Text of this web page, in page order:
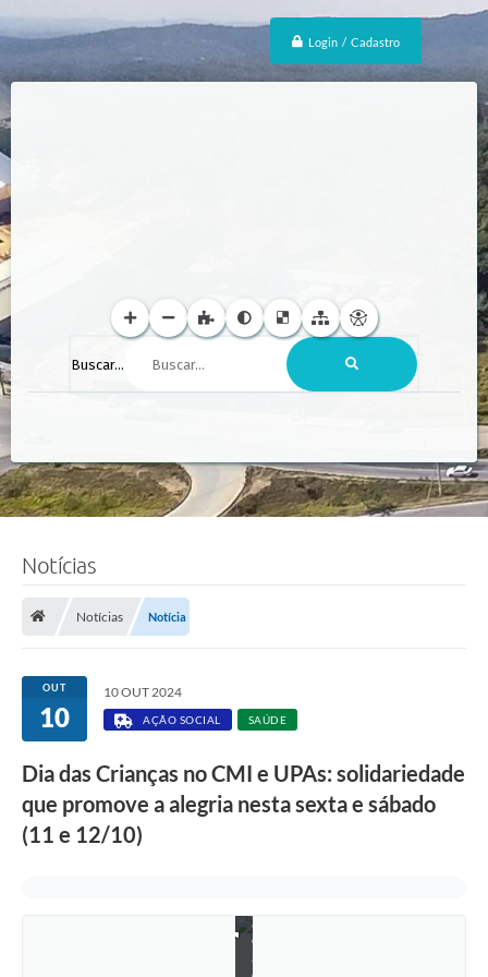
Login / Cadastro
Buscar...
Notícias
Notícias Notícia
OUT
10
10 OUT 2024
AÇÃO SOCIAL SAÚDE
Dia das Crianças no CMI e UPAs: solidariedade
que promove a alegria nesta sexta e sábado
(11 e 12/10)
F
o
:
d
a
ç
ã